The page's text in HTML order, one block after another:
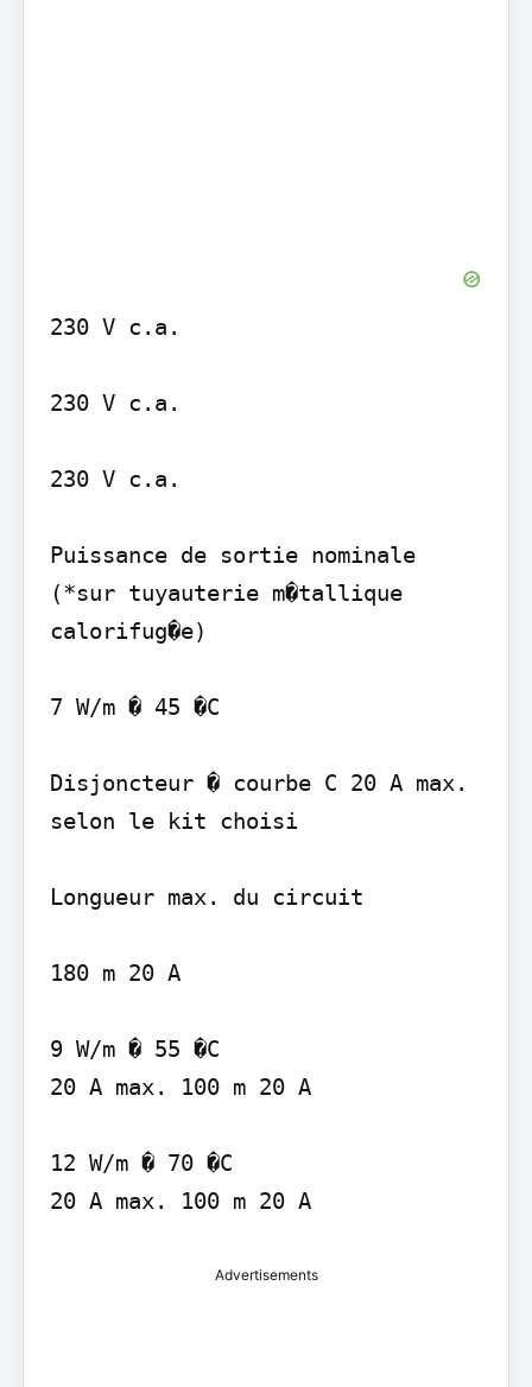
230 V c.a.
230 V c.a.
230 V c.a.
Puissance de sortie nominale
(*sur tuyauterie m�tallique
calorifug�e)
7 W/m � 45 �C
Disjoncteur � courbe C 20 A max.
selon le kit choisi
Longueur max. du circuit
180 m 20 A
9 W/m � 55 �C
20 A max. 100 m 20 A
12 W/m � 70 �C
20 A max. 100 m 20 A
Advertisements